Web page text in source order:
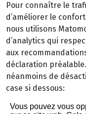
Pour connaître le
d’améliorer le
nous utilisons
d’analytics qui
aux
déclaration
néanmoins de
case si dessous: